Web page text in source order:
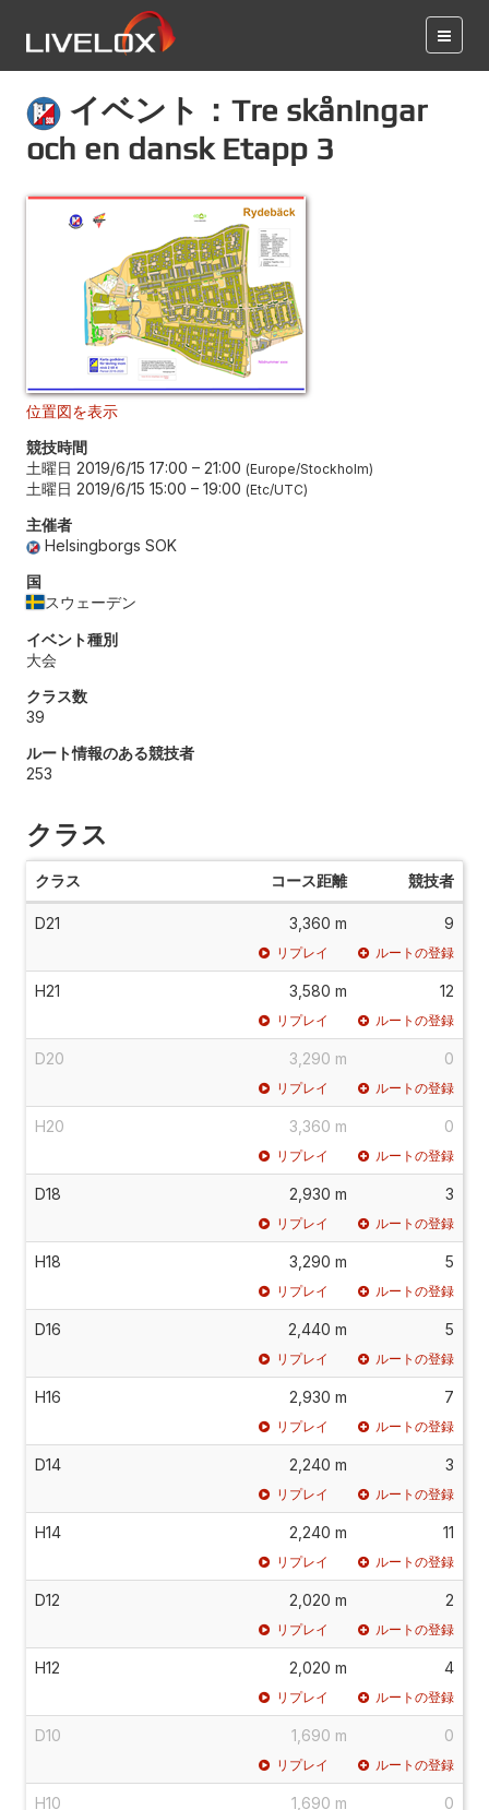
イベント：Tre skåningar
och en dansk Etapp 3
位置図を表示
競技時間
土曜日 2019/6/15 17:00 – 21:00 Europe/Stockholm
土曜日 2019/6/15 15:00 – 19:00 Etc/UTC
主催者
Helsingborgs SOK
国
スウェーデン
イベント種別
大会
クラス数
39
ルート情報のある競技者
253
クラス
クラス コース距離 競技者
D21 3,360 m 9
リプレイ ルートの登録
H21 3,580 m 12
リプレイ ルートの登録
D20 3,290 m 0
リプレイ ルートの登録
H20 3,360 m 0
リプレイ ルートの登録
D18 2,930 m 3
リプレイ ルートの登録
H18 3,290 m 5
リプレイ ルートの登録
D16 2,440 m 5
リプレイ ルートの登録
H16 2,930 m 7
リプレイ ルートの登録
D14 2,240 m 3
リプレイ ルートの登録
H14 2,240 m 11
リプレイ ルートの登録
D12 2,020 m 2
リプレイ ルートの登録
H12 2,020 m 4
リプレイ ルートの登録
D10 1,690 m 0
リプレイ ルートの登録
H10 1,690 m 0